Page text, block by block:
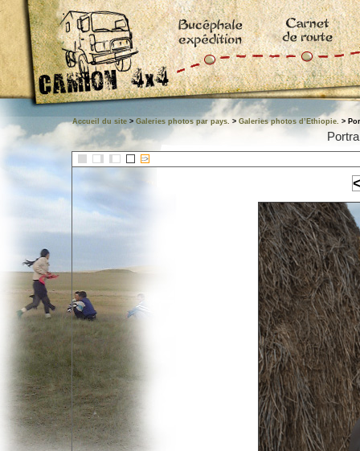
Accueil du site > Galeries photos par pays. > Galeries photos d’Ethiopie. >
::>